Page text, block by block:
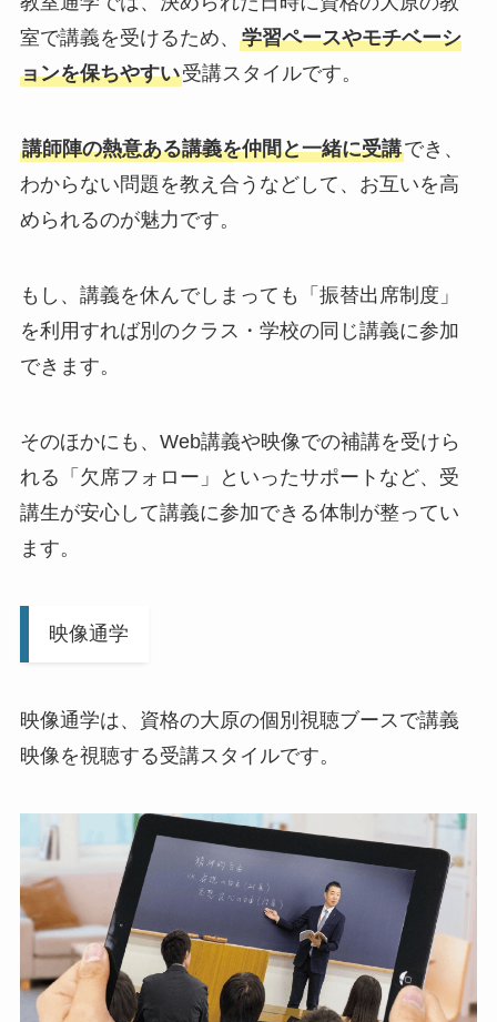
室で講義を受けるため、 学習ペースやモチベーシ
ョンを保ちやすい受講スタイルです。
講師陣の熱意ある講義を仲間と一緒に受講でき、
わからない問題を教え合うなどして、お互いを高
められるのが魅力です。
もし、講義を休んでしまっても「振替出席制度」
を利用すれば別のクラス・学校の同じ講義に参加
できます。
そのほかにも、Web講義や映像での補講を受けら
れる「欠席フォロー」といったサポートなど、受
講生が安心して講義に参加できる体制が整ってい
ます。
映像通学
映像通学は、資格の大原の個別視聴ブースで講義
映像を視聴する受講スタイルです。